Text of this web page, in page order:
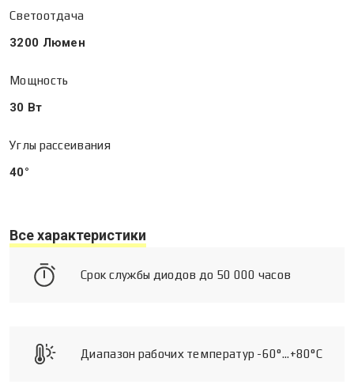
Светоотдача
3200 Люмен
Мощность
30 Вт
Углы рассеивания
40°
Все характеристики
Срок службы диодов до 50 000 часов
Диапазон рабочих температур -60°...+80°C